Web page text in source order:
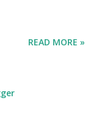
READ MORE »